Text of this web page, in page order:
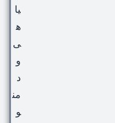
یا
ه
ی
و
د
من
و